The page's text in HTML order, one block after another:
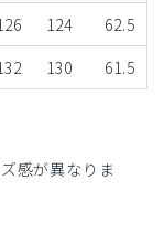
124
62.5
130 61.5
感が異なりま